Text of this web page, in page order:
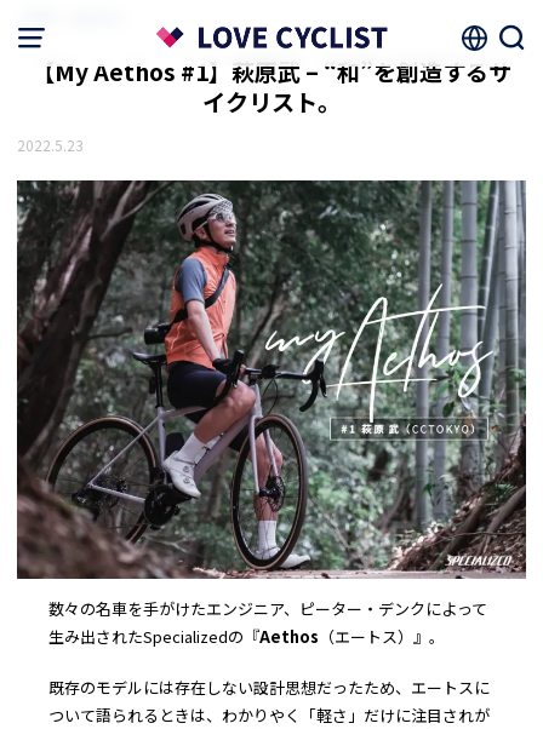
【My Aethos #1】萩原武 – “和”を創造するサ
イクリスト。
2022.5.23
数々の名車を手がけたエンジニア、ピーター・デンクによって
生み出されたSpecializedの『Aethos （エートス）』。
既存のモデルには存在しない設計思想だったため、エートスに
ついて語られるときは、わかりやく「軽さ」だけに注目されが